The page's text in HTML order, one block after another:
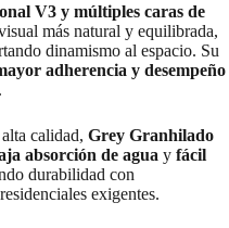
V3 y múltiples caras de
más natural y equilibrada,
dinamismo al espacio. Su
adherencia y desempeño
calidad, Grey Granhilado
absorción de agua y fácil
durabilidad con
exigentes.